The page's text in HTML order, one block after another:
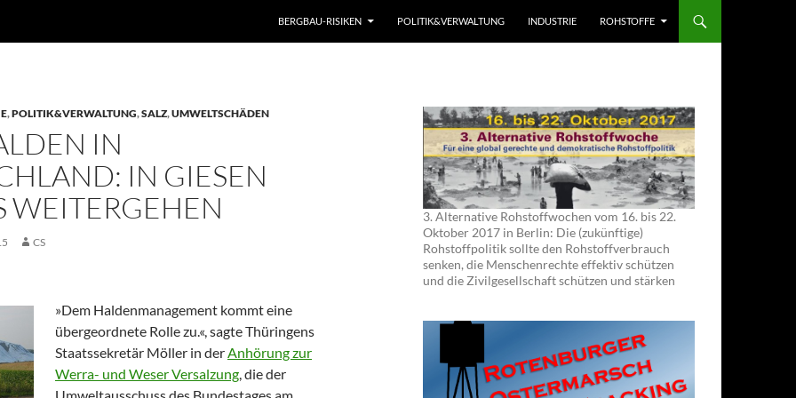
BERGBAU-RISIKEN POLITIK&VERWALTUNG INDUSTRIE ROHSTOFFE
,POLITIK&VERWALTUNG,SALZ,UMWELTSCHÄDEN
IN
IN GIESEN
WEITERGEHEN
CS
»Dem Haldenmanagement kommt eine
übergeordnete Rolle zu.«, sagte Thüringens
Staatssekretär Möller in derAnhörung zur
Werra- und Weser Versalzung, die der
3. Alternative Rohstoffwochen vom 16. bis 22.
Oktober 2017 in Berlin: Die (zukünftige)
Rohstoffpolitik sollte den Rohstoffverbrauch
senken, die Menschenrechte effektiv schützen
und die Zivilgesellschaft schützen und stärken